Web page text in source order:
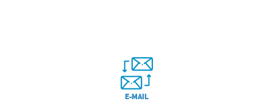
E-MAIL